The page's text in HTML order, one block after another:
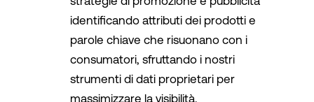
identificando attributi dei prodotti e
parole chiave che risuonano con i
consumatori, sfruttando i nostri
strumenti di dati proprietari per
massimizzare la visibilità.